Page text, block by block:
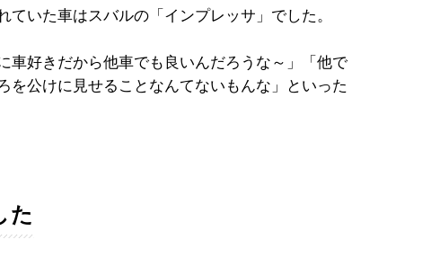
いた車はスバルの「インプレッサ」でした。
好きだから他車でも良いんだろうな～」「他で
を公けに見せることなんてないもんな」といった
た